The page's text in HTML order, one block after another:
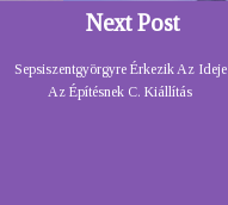
Next Post
Sepsiszentgyörgyre Érkezik Az Ideje
Az Építésnek C. Kiállítás